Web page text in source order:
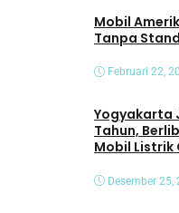
Mobil
Tanpa
Februari 22,
Yogyakarta
Tahun,
Mobil Listrik
Desember 25,